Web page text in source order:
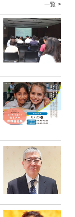
一覧 >